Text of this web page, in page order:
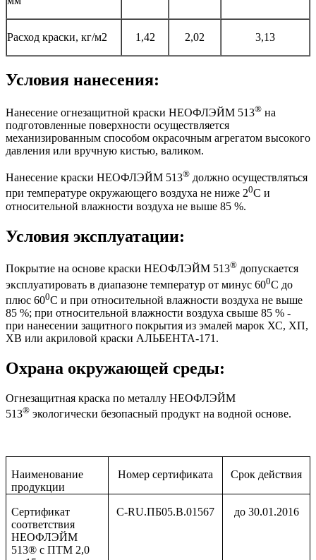
Расход краски, кг/м2 1,42 2,02 3,13
Условия нанесения:
Нанесение огнезащитной краски НЕОФЛЭЙМ 513® на
подготовленные поверхности осуществляется
механизированным способом окрасочным агрегатом высокого
давления или вручную кистью, валиком.
Нанесение краски НЕОФЛЭЙМ 513® должно осуществляться
при температуре окружающего воздуха не ниже 20С и
относительной влажности воздуха не выше 85 %.
Условия эксплуатации:
Покрытие на основе краски НЕОФЛЭЙМ 513® допускается
эксплуатировать в диапазоне температур от минус 600С до
плюс 600С и при относительной влажности воздуха не выше
85 %; при относительной влажности воздуха свыше 85 % -
при нанесении защитного покрытия из эмалей марок ХС, ХП,
ХВ или акриловой краски АЛЬБЕНТА-171.
Охрана окружающей среды:
Огнезащитная краска по металлу НЕОФЛЭЙМ
513® экологически безопасный продукт на водной основе.
Наименование
продукции
Номер сертификата Срок действия
Сертификат
соответствия
НЕОФЛЭЙМ
513® с ПТМ 2,0
С-RU.ПБ05.В.01567 до 30.01.2016